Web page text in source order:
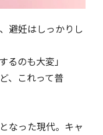
避妊はしっかりし
るのも大変」
、これって普
なった現代。キャ